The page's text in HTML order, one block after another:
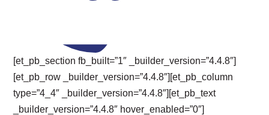
[et_pb_section fb_built=”1″ _builder_version=”4.4.8″]
[et_pb_row _builder_version=”4.4.8″][et_pb_column
type=”4_4″ _builder_version=”4.4.8″][et_pb_text
_builder_version=”4.4.8″ hover_enabled=”0″]